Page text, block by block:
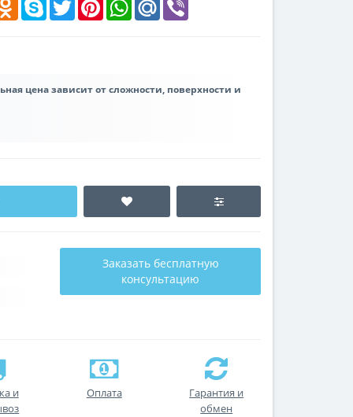
цена зависит от сложности, поверхности и
Заказать бесплатную
консультацию
и
Оплата
Гарантия и
обмен